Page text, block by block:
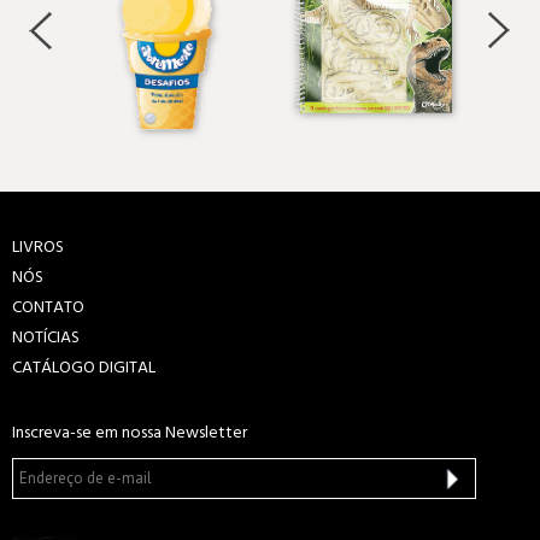
LIVROS
NÓS
CONTATO
NOTÍCIAS
CATÁLOGO DIGITAL
Inscreva-se em nossa Newsletter